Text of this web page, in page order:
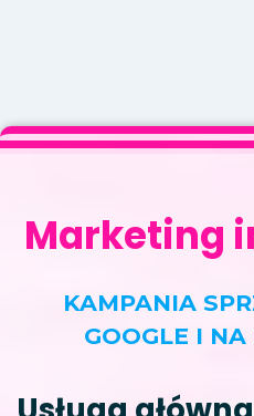
Marketing
KAMPANIA
GOOGLE I